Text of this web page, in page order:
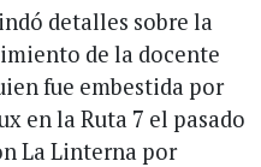
detalles sobre la
de la docente
fue embestida por
en la Ruta 7 el pasado
La Linterna por